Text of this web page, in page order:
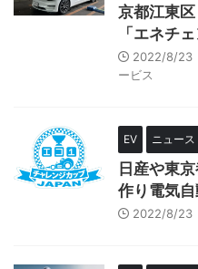
京都江東
「エネチ
2022/8/23
ービス
EV ニュース
日産や東
作り電気
2022/8/23